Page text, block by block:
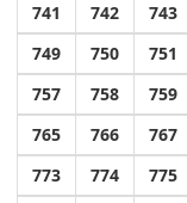
741
742 743
749
750 751
757
758 759
765
766 767
773
774 775